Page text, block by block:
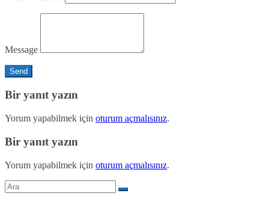
Message
Bir yanıt yazın
Yorum yapabilmek için oturum açmalısınız.
Bir yanıt yazın
Yorum yapabilmek için oturum açmalısınız.